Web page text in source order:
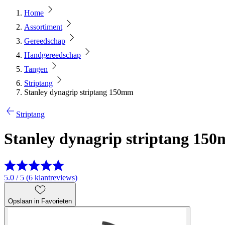
Home
Assortiment
Gereedschap
Handgereedschap
Tangen
Striptang
Stanley dynagrip striptang 150mm
Striptang
Stanley dynagrip striptang
5.0 / 5 (6 klantreviews)
Opslaan in Favorieten